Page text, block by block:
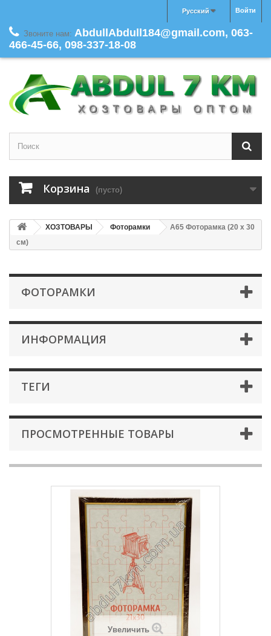
Войти
Русский
Звоните нам: AbdullAbdull184@gmail.com, 063-
466-45-66, 098-337-18-08
Корзина (пусто)
ХОЗТОВАРЫ Фоторамки
A65 Фоторамка (20 х 30
см)
ФОТОРАМКИ
ИНФОРМАЦИЯ
ТЕГИ
ПРОСМОТРЕННЫЕ ТОВАРЫ
Увеличить